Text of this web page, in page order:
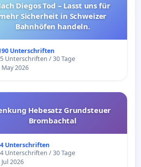
Diegos Tod – Lasst uns für
Sicherheit in Schweizer
Bahnhöfen handeln.
Unterschriften
Unterschriften / 30 Tage
May 2026
Hebesatz Grundsteuer
Brombachtal
Unterschriften
Unterschriften / 30 Tage
Jul 2026